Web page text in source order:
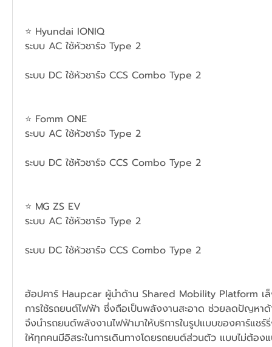
⭐ Hyundai IONIQ
ระบบ AC ใช้หัวชาร์จ Type 2
ระบบ DC ใช้หัวชาร์จ CCS Combo Type 2
⭐ Fomm ONE
ระบบ AC ใช้หัวชาร์จ Type 2
ระบบ DC ใช้หัวชาร์จ CCS Combo Type 2
⭐ MG ZS EV
ระบบ AC ใช้หัวชาร์จ Type 2
ระบบ DC ใช้หัวชาร์จ CCS Combo Type 2
ฮ้อปคาร์ Haupcar ผู้นำด้าน Shared Mobility Platform เ
การใช้รถยนต์ไฟฟ้า ซึ่งถือเป็นพลังงานสะอาด ช่วยลดปัญห
จึงนำรถยนต์พลังงานไฟฟ้ามาให้บริการในรูปแบบของคาร์แช
ให้ทุกคนมีอิสระในการเดินทางโดยรถยนต์ส่วนตัว แบบไม่ต้อ